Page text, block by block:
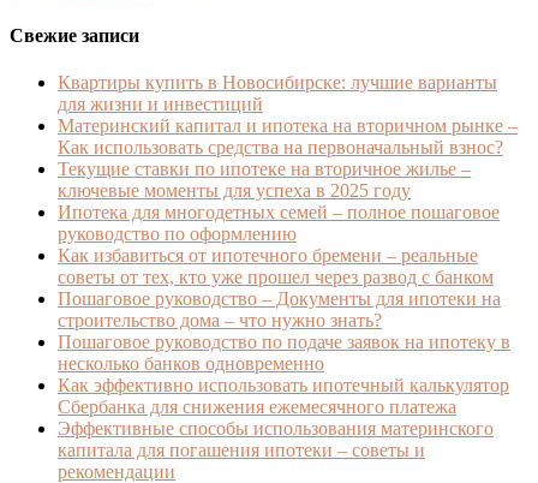
Свежие записи
Квартиры купить в Новосибирске: лучшие варианты
для жизни и инвестиций
Материнский капитал и ипотека на вторичном рынке –
Как использовать средства на первоначальный взнос?
Текущие ставки по ипотеке на вторичное жилье –
ключевые моменты для успеха в 2025 году
Ипотека для многодетных семей – полное пошаговое
руководство по оформлению
Как избавиться от ипотечного бремени – реальные
советы от тех, кто уже прошел через развод с банком
Пошаговое руководство – Документы для ипотеки на
строительство дома – что нужно знать?
Пошаговое руководство по подаче заявок на ипотеку в
несколько банков одновременно
Как эффективно использовать ипотечный калькулятор
Сбербанка для снижения ежемесячного платежа
Эффективные способы использования материнского
капитала для погашения ипотеки – советы и
рекомендации